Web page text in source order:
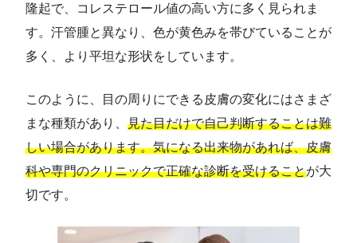
隆起で、コレステロール値の高い方に多く見られま
す。汗管腫と異なり、色が黄色みを帯びていることが
多く、より平坦な形状をしています。
このように、目の周りにできる皮膚の変化にはさまざ
まな種類があり、 見た目だけで自己判断することは難
しい場合があります。気になる出来物があれば、皮膚
科や専門のクリニックで正確な診断を受けることが大
切です。